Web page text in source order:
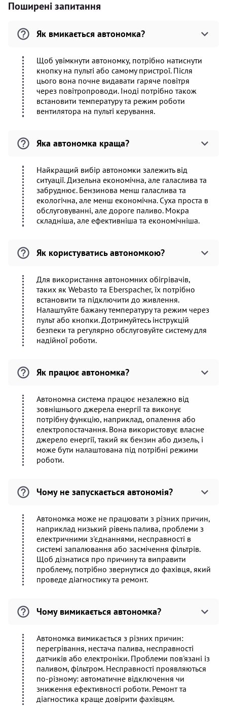
Поширені запитання
Як вмикається автономка?
Щоб увімкнути автономку, потрібно натиснути
кнопку на пульті або самому пристрої. Після
цього вона почне видавати гаряче повітря
через повітропроводи. Іноді потрібно також
встановити температуру та режим роботи
вентилятора на пульті керування.
Яка автономка краща?
Найкращий вибір автономки залежить від
ситуації. Дизельна економічна, але галаслива та
забруднює. Бензинова менш галаслива та
екологічна, але менш економічна. Суха проста в
обслуговуванні, але дороге паливо. Мокра
складніша, але ефективніша та економічніша.
Як користуватись автономкою?
Для використання автономних обігрівачів,
таких як Webasto та Eberspacher, їх потрібно
встановити та підключити до живлення.
Налаштуйте бажану температуру та режим через
пульт або кнопки. Дотримуйтесь інструкцій
безпеки та регулярно обслуговуйте систему для
надійної роботи.
Як працює автономка?
Автономна система працює незалежно від
зовнішнього джерела енергії та виконує
потрібну функцію, наприклад, опалення або
електропостачання. Вона використовує власне
джерело енергії, такий як бензин або дизель, і
може бути налаштована під потрібні режими
роботи.
Чому не запускається автономія?
Автономка може не працювати з різних причин,
наприклад низький рівень палива, проблеми з
електричними з'єднаннями, несправності в
системі запалювання або засмічення фільтрів.
Щоб дізнатися про причину та виправити
проблему, потрібно звернутися до фахівця, який
проведе діагностику та ремонт.
Чому вимикається автономка?
Автономка вимикається з різних причин:
перегрівання, нестача палива, несправності
датчиків або електроніки. Проблеми пов'язані із
паливом, фільтром. Несправності проявляються
по-різному: автоматичне відключення чи
зниження ефективності роботи. Ремонт та
діагностика краще довірити фахівцям.